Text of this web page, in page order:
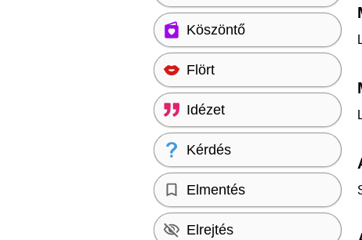
Köszöntő
Flört
Idézet
Kérdés
Elmentés
Elrejtés